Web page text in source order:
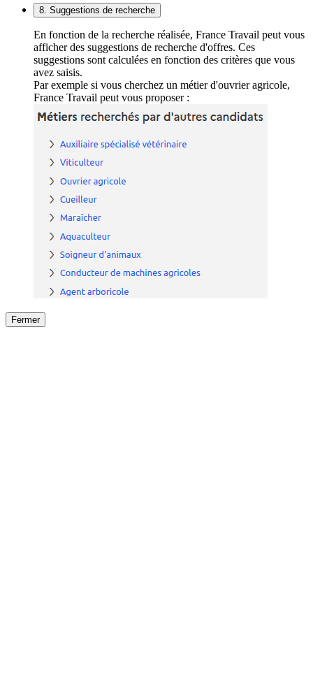
8. Suggestions de recherche
En fonction de la recherche réalisée, France Travail peut vous
afficher des suggestions de recherche d'offres. Ces
suggestions sont calculées en fonction des critères que vous
avez saisis.
Par exemple si vous cherchez un métier d'ouvrier agricole,
France Travail peut vous proposer :
Fermer